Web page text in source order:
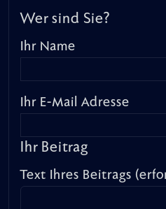
Wer sind Sie?
Ihr Name
Ihr E-Mail Adresse
Ihr Beitrag
Text Ihres